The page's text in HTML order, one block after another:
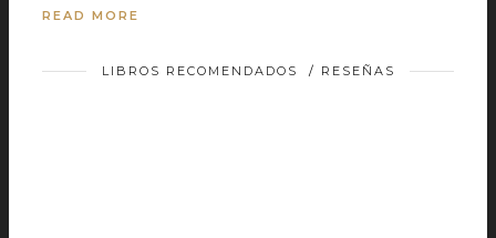
READ MORE
LIBROS RECOMENDADOS / RESEÑAS